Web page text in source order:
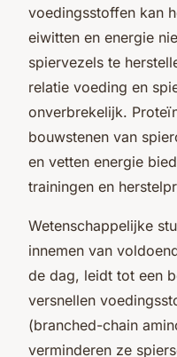
voedingsstoffen kan
eiwitten en energie
spiervezels te
relatie voeding en
onverbrekelijk.
bouwstenen van
en vetten energie
trainingen en
Wetenschappelijke
innemen van
de dag, leidt tot een
versnellen
(branched-chain
verminderen ze